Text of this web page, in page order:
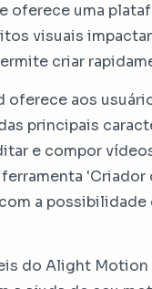
oferece uma
visuais
criar
aos
principais
e compor
a
​​do Alight